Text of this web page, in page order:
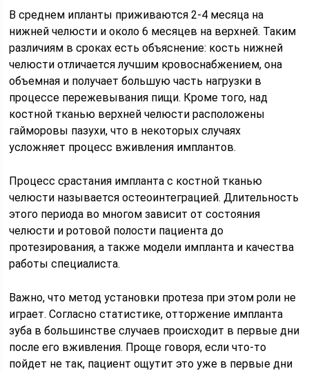
В среднем ипланты приживаются 2-4 месяца на
нижней челюсти и около 6 месяцев на верхней. Таким
различиям в сроках есть объяснение: кость нижней
челюсти отличается лучшим кровоснабжением, она
объемная и получает большую часть нагрузки в
процессе пережевывания пищи. Кроме того, над
костной тканью верхней челюсти расположены
гайморовы пазухи, что в некоторых случаях
усложняет процесс вживления имплантов.
Процесс срастания импланта с костной тканью
челюсти называется остеоинтеграцией. Длительность
этого периода во многом зависит от состояния
челюсти и ротовой полости пациента до
протезирования, а также модели импланта и качества
работы специалиста.
Важно, что метод установки протеза при этом роли не
играет. Согласно статистике, отторжение импланта
зуба в большинстве случаев происходит в первые дни
после его вживления. Проще говоря, если что-то
пойдет не так, пациент ощутит это уже в первые дни